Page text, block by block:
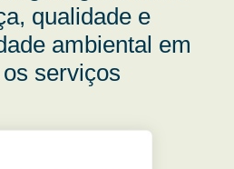
qualidade e
ambiental em
serviços